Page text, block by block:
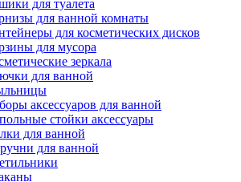
для туалета
для ванной комнаты
для косметических дисков
для мусора
зеркала
для ванной
аксессуаров для ванной
стойки аксессуары
для ванной
для ванной